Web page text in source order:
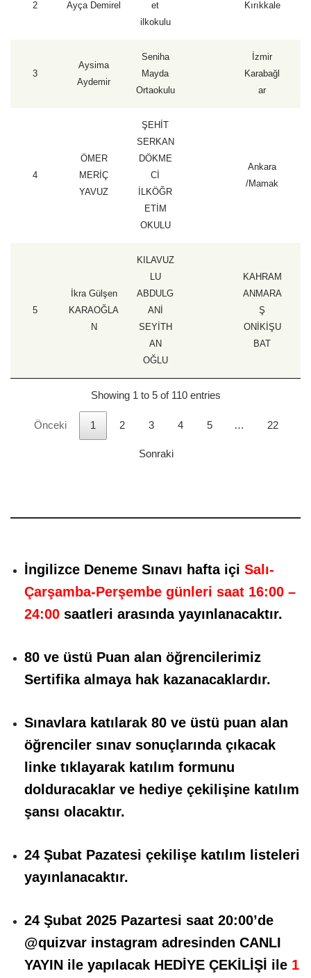
2 Ayça Demirel
et
ilkokulu
Kırıkkale
3
Aysima
Aydemir
Seniha
Mayda
Ortaokulu
İzmir
Karabağl
ar
4
ÖMER
MERİÇ
YAVUZ
ŞEHİT
SERKAN
DÖKME
Cİ
İLKÖĞR
ETİM
OKULU
Ankara
/Mamak
5
İkra Gülşen
KARAOĞLA
N
KILAVUZ
LU
ABDULG
ANİ
SEYİTH
AN
OĞLU
KAHRAM
ANMARA
Ş
ONİKİŞU
BAT
Showing 1 to 5 of 110 entries
Önceki 1 2 3 4 5 … 22
Sonraki
İngilizce Deneme Sınavı hafta içi Salı-
Çarşamba-Perşembe günleri saat 16:00 –
24:00 saatleri arasında yayınlanacaktır.
80 ve üstü Puan alan öğrencilerimiz
Sertifika almaya hak kazanacaklardır.
Sınavlara katılarak 80 ve üstü puan alan
öğrenciler sınav sonuçlarında çıkacak
linke tıklayarak katılım formunu
dolduracaklar ve hediye çekilişine katılım
şansı olacaktır.
24 Şubat Pazatesi çekilişe katılım listeleri
yayınlanacaktır.
24 Şubat 2025 Pazartesi saat 20:00’de
@quizvar instagram adresinden CANLI
YAYIN ile yapılacak HEDİYE ÇEKİLİŞİ ile 1